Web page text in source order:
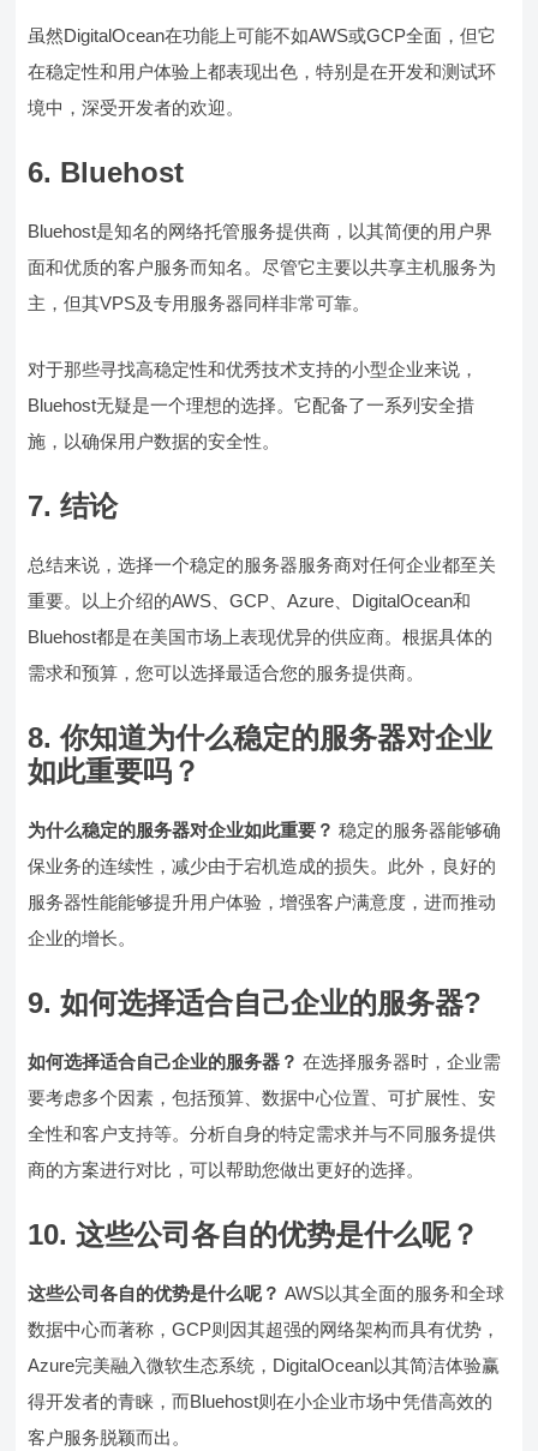
虽然DigitalOcean在功能上可能不如AWS或GCP全面，但它
在稳定性和用户体验上都表现出色，特别是在开发和测试环
境中，深受开发者的欢迎。
6. Bluehost
Bluehost是知名的网络托管服务提供商，以其简便的用户界
面和优质的客户服务而知名。尽管它主要以共享主机服务为
主，但其VPS及专用服务器同样非常可靠。
对于那些寻找高稳定性和优秀技术支持的小型企业来说，
Bluehost无疑是一个理想的选择。它配备了一系列安全措
施，以确保用户数据的安全性。
7. 结论
总结来说，选择一个稳定的服务器服务商对任何企业都至关
重要。以上介绍的AWS、GCP、Azure、DigitalOcean和
Bluehost都是在美国市场上表现优异的供应商。根据具体的
需求和预算，您可以选择最适合您的服务提供商。
8. 你知道为什么稳定的服务器对企业
如此重要吗？
为什么稳定的服务器对企业如此重要？ 稳定的服务器能够确
保业务的连续性，减少由于宕机造成的损失。此外，良好的
服务器性能能够提升用户体验，增强客户满意度，进而推动
企业的增长。
9. 如何选择适合自己企业的服务器?
如何选择适合自己企业的服务器？ 在选择服务器时，企业需
要考虑多个因素，包括预算、数据中心位置、可扩展性、安
全性和客户支持等。分析自身的特定需求并与不同服务提供
商的方案进行对比，可以帮助您做出更好的选择。
10. 这些公司各自的优势是什么呢？
这些公司各自的优势是什么呢？ AWS以其全面的服务和全球
数据中心而著称，GCP则因其超强的网络架构而具有优势，
Azure完美融入微软生态系统，DigitalOcean以其简洁体验赢
得开发者的青睐，而Bluehost则在小企业市场中凭借高效的
客户服务脱颖而出。